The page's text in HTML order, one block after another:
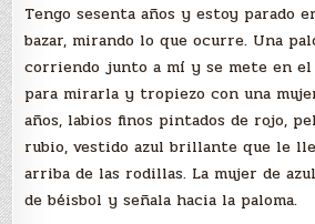
Tengo sesenta años y estoy parado
bazar, mirando lo que ocurre. Una
corriendo junto a mí y se mete en
para mirarla y tropiezo con una
años, labios finos pintados de rojo,
rubio, vestido azul brillante que le
arriba de las rodillas. La mujer de
de béisbol y señala hacia la paloma.